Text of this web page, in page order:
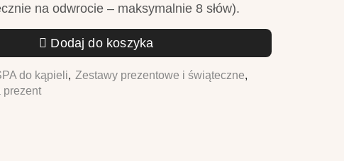
na odwrocie – maksymalnie 8 słów).
Dodaj do koszyka
do kąpieli, Zestawy prezentowe i świąteczne,
prezent